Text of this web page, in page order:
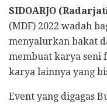
SIDOARJO
(MDF) 2022 wadah
menyalurkan bakat
membuat karya seni
karya lainnya yang
Event yang digagas